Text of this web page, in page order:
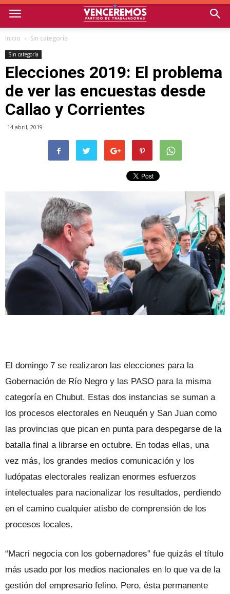
Inicio Sin categoría
Sin categoría
Elecciones 2019: El problema
de ver las encuestas desde
Callao y Corrientes
14 abril, 2019
El domingo 7 se realizaron las elecciones para la
Gobernación de Río Negro y las PASO para la misma
categoría en Chubut. Estas dos instancias se suman a
los procesos electorales en Neuquén y San Juan como
las provincias que pican en punta para despegarse de la
batalla final a librarse en octubre. En todas ellas, una
vez más, los grandes medios comunicación y los
ludópatas electorales realizan enormes esfuerzos
intelectuales para nacionalizar los resultados, perdiendo
en el camino cualquier atisbo de comprensión de los
procesos locales.
“Macri negocia con los gobernadores” fue quizás el título
más usado por los medios nacionales en lo que va de la
gestión del empresario felino. Pero, ésta permanente